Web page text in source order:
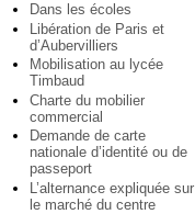
Dans les écoles
Libération de Paris et
d’Aubervilliers
Mobilisation au lycée
Timbaud
Charte du mobilier
commercial
Demande de carte
nationale d’identité ou de
passeport
L’alternance expliquée sur
le marché du centre